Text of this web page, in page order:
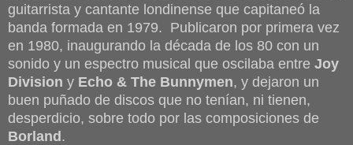
guitarrista y cantante londinense que capitaneó la
banda formada en 1979. Publicaron por primera vez
en 1980, inaugurando la década de los 80 con un
sonido y un espectro musical que oscilaba entre Joy
Division y Echo & The Bunnymen, y dejaron un
buen puñado de discos que no tenían, ni tienen,
desperdicio, sobre todo por las composiciones de
Borland.